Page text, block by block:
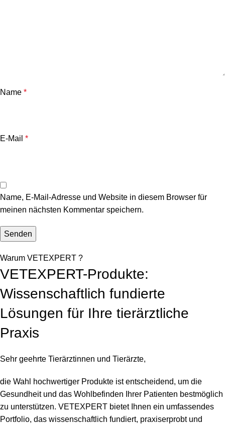
Name *
E-Mail *
Name, E-Mail-Adresse und Website in diesem Browser für
meinen nächsten Kommentar speichern.
Warum VETEXPERT ?
VETEXPERT-Produkte:
Wissenschaftlich fundierte
Lösungen für Ihre tierärztliche
Praxis
Sehr geehrte Tierärztinnen und Tierärzte,
die Wahl hochwertiger Produkte ist entscheidend, um die
Gesundheit und das Wohlbefinden Ihrer Patienten bestmöglich
zu unterstützen. VETEXPERT bietet Ihnen ein umfassendes
Portfolio, das wissenschaftlich fundiert, praxiserprobt und